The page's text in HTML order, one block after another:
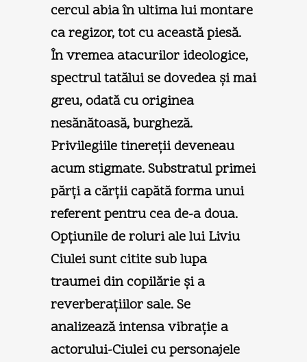
cercul abia în ultima lui montare
ca regizor, tot cu această piesă.
În vremea atacurilor ideologice,
spectrul tatălui se dovedea şi mai
greu, odată cu originea
nesănătoasă, burgheză.
Privilegiile tinereţii deveneau
acum stigmate. Substratul primei
părţi a cărţii capătă forma unui
referent pentru cea de-a doua.
Opţiunile de roluri ale lui Liviu
Ciulei sunt citite sub lupa
traumei din copilărie şi a
reverberaţiilor sale. Se
analizează intensa vibraţie a
actorului-Ciulei cu personajele